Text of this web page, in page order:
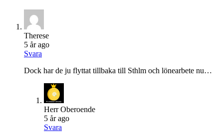
Therese
5 år ago
Svara
Dock har de ju flyttat tillbaka till Sthlm och lönearbete nu…
Herr Oberoende
5 år ago
Svara